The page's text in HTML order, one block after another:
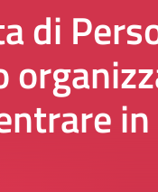
di
in